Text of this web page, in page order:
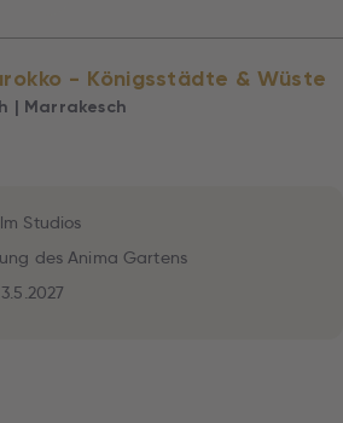
- Königsstädte & Wüste
| Marrakesch
Studios
des Anima Gartens